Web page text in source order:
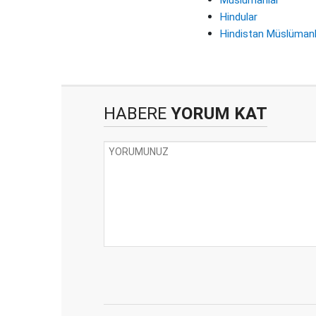
Hindular
Hindistan
HABERE YORUM KAT